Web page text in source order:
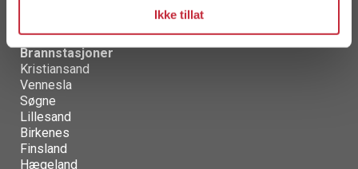
Ikke tillat
Brannstasjoner
Kristiansand
Vennesla
Søgne
Lillesand
Birkenes
Finsland
Hægeland